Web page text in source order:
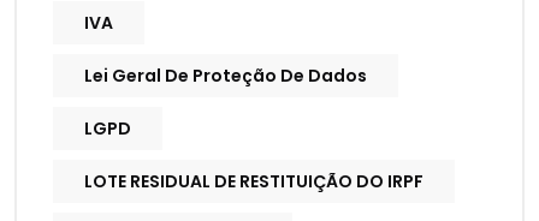
IVA
Lei Geral De Proteção De Dados
LGPD
LOTE RESIDUAL DE RESTITUIÇÃO DO IRPF